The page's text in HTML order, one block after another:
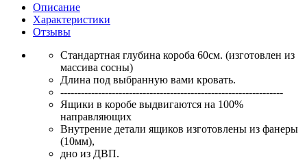
Описание
Характеристики
Отзывы
Стандартная глубина короба 60см. (изготовлен из
массива сосны)
Длина под выбранную вами кровать.
-----------------------------------------------------------------
Ящики в коробе выдвигаются на 100%
направляющих
Внутрение детали ящиков изготовлены из фанеры
(10мм),
дно из ДВП.